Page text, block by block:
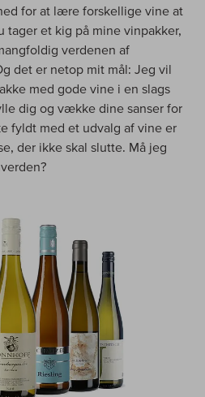
for at lære forskellige vine at
tager et kig på mine vinpakker,
verdenen af
det er netop mit mål: Jeg vil
med gode vine i en slags
dig og vække dine sanser for
fyldt med et udvalg af vine er
der ikke skal slutte. Må jeg